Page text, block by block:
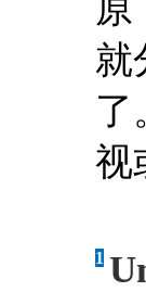
原
就
了
视
1